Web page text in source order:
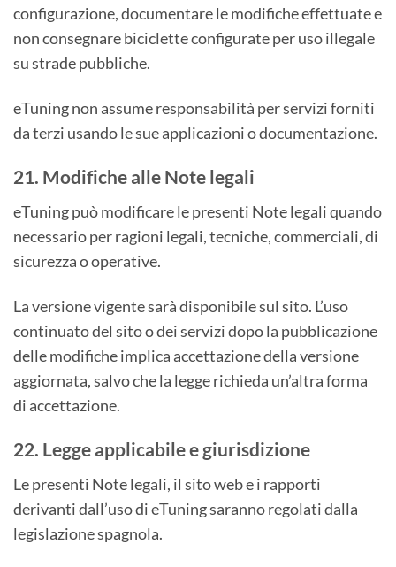
configurazione, documentare le modifiche effettuate e
non consegnare biciclette configurate per uso illegale
su strade pubbliche.
eTuning non assume responsabilità per servizi forniti
da terzi usando le sue applicazioni o documentazione.
21. Modifiche alle Note legali
eTuning può modificare le presenti Note legali quando
necessario per ragioni legali, tecniche, commerciali, di
sicurezza o operative.
La versione vigente sarà disponibile sul sito. L’uso
continuato del sito o dei servizi dopo la pubblicazione
delle modifiche implica accettazione della versione
aggiornata, salvo che la legge richieda un’altra forma
di accettazione.
22. Legge applicabile e giurisdizione
Le presenti Note legali, il sito web e i rapporti
derivanti dall’uso di eTuning saranno regolati dalla
legislazione spagnola.